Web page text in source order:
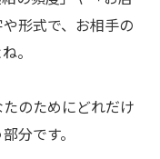
形式で、お相手の
。
のためにどれだけ
分です。